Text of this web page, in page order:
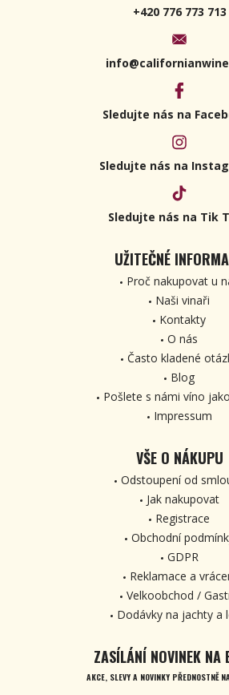
+420 776 773 713
Sledujte nás na
Sledujte nás na
Sledujte nás na Tik
UŽITEČNÉ
Proč nakupovat u
Naši vinaři
Kontakty
O nás
Často kladené
Blog
Pošlete s námi víno
Impressum
VŠE O NÁKUPU
Odstoupení od
Jak nakupovat
Registrace
Obchodní
GDPR
Reklamace a
Velkoobchod /
Dodávky na jachty a
ZASÍLÁNÍ NOVINEK NA
AKCE, SLEVY A NOVINKY PŘEDNOSTNĚ